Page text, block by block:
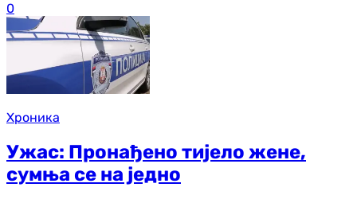
0
Хроника
Ужас: Пронађено тијело жене,
сумња се на једно